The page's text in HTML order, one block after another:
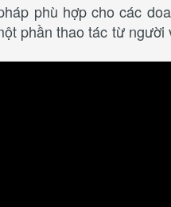
phù hợp cho các
phần thao tác từ